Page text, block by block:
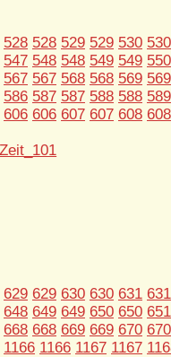
528 528 529 529 530 530
547 548 548 549 549 550
567 567 568 568 569 569
586 587 587 588 588 589
606 606 607 607 608 608
629 629 630 630 631 631
648 649 649 650 650 651
668 668 669 669 670 670
1166 1166 1167 1167